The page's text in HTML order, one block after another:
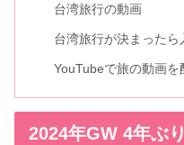
台湾旅行の動画
台湾旅行が決まったら
YouTubeで旅の動画
2024年GW 4年ぶ